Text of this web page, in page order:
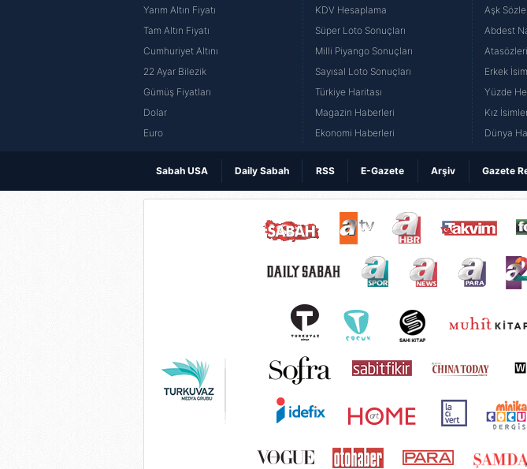
Yarım Altın Fiyatı
Tam Altın Fiyatı
Cumhuriyet Altını
22 Ayar Bilezik
Gümüş Fiyatları
Dolar
Euro
KDV Hesaplama
Süper Loto Sonuçları
Milli Piyango Sonuçları
Sayısal Loto Sonuçları
Türkiye Haritası
Magazin Haberleri
Ekonomi Haberleri
Aşk
Abdest
Atasözleri
Erkek
Yüzde
Kız
Dünya
Sabah USA Daily Sabah RSS E-Gazete Arşiv Gazete